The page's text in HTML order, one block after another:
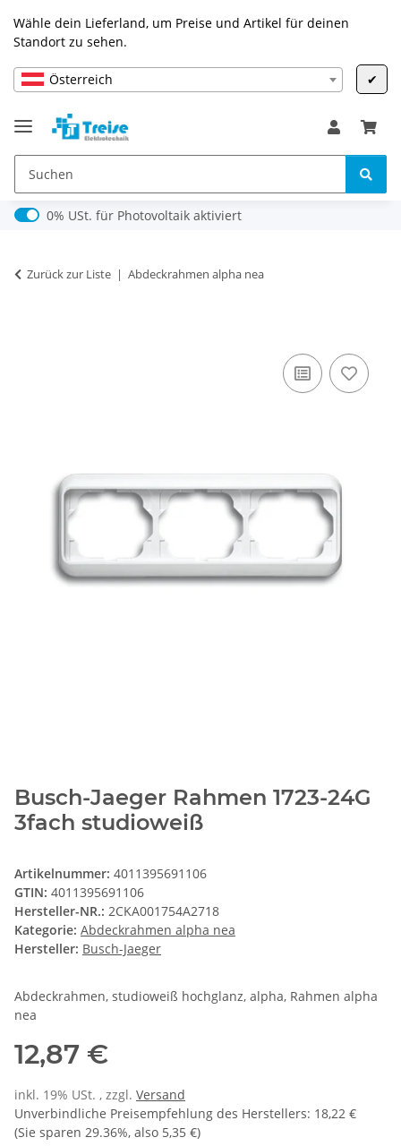
Wähle dein Lieferland, um Preise und Artikel für deinen
Standort zu sehen.
Österreich ✔
0% USt. für Photovoltaik (§ 12 Abs. 3 UStG)
0% USt. für Photovoltaik aktiviert
Zurück zur Liste Abdeckrahmen alpha nea
Busch-Jaeger Rahmen 1723-24G
3fach studioweiß
Artikelnummer: 4011395691106
GTIN: 4011395691106
Hersteller-NR.: 2CKA001754A2718
Kategorie: Abdeckrahmen alpha nea
Hersteller: Busch-Jaeger
Abdeckrahmen, studioweiß hochglanz, alpha, Rahmen alpha
nea
12,87 €
inkl. 19% USt. , zzgl. Versand
Unverbindliche Preisempfehlung des Herstellers: 18,22 €
(Sie sparen 29.36%, also 5,35 €)